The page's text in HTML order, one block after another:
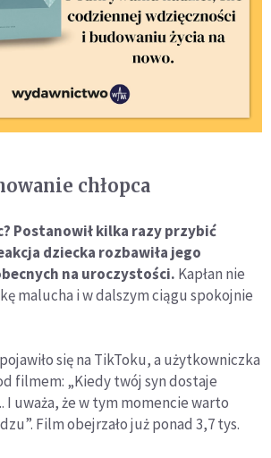
chłopca
Postanowił kilka razy przybić
dziecka rozbawiła jego
na uroczystości. Kapłan nie
malucha i w dalszym ciągu spokojnie
się na TikToku, a użytkowniczka
filmem: „Kiedy twój syn dostaje
I uważa, że w tym momencie warto
Film obejrzało już ponad 3,7 tys.